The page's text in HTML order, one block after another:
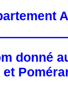
donné